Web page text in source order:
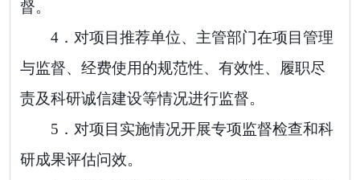
督。
4． 对项目推荐单位、主管部门在项目管理
与监督、经费使用的规范性、有效性、履职尽
责及科研诚信建设等情况进行监督。
5． 对项目实施情况开展专项监督检查和科
研成果评估问效。